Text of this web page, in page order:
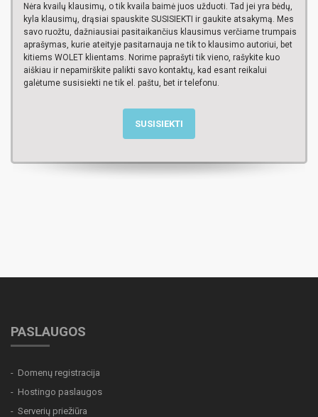
Nėra kvailų klausimų, o tik kvaila baimė juos užduoti. Tad jei yra bėdų,
kyla klausimų, drąsiai spauskite SUSISIEKTI ir gaukite atsakymą. Mes
savo ruožtu, dažniausiai pasitaikančius klausimus verčiame trumpais
aprašymas, kurie ateityje pasitarnauja ne tik to klausimo autoriui, bet
kitiems WOLET klientams. Norime paprašyti tik vieno, rašykite kuo
aiškiau ir nepamirškite palikti savo kontaktų, kad esant reikalui
galėtume susisiekti ne tik el. paštu, bet ir telefonu.
SUSISIEKTI
PASLAUGOS
Domenų registracija
Hostingo paslaugos
Serverių priežiūra